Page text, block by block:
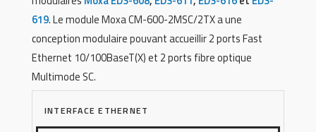
619. Le module Moxa CM-600-2MSC/2TX a une
conception modulaire pouvant accueillir 2 ports Fast
Ethernet 10/100BaseT(X) et 2 ports fibre optique
Multimode SC.
INTERFACE ETHERNET